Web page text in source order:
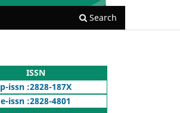
Search
ISSN
p-issn :2828-187X
e-issn :2828-4801